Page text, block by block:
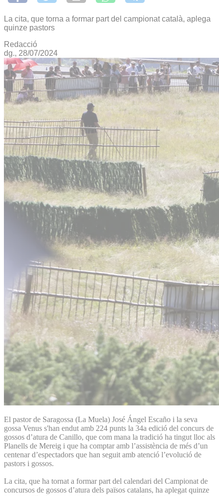
La cita, que torna a formar part del campionat català, aplega
quinze pastors
Redacció
dg., 28/07/2024
El pastor de Saragossa (La Muela) José Ángel Escaño i la seva
gossa Venus s'han endut amb 224 punts la 34a edició del concurs de
gossos d’atura de Canillo, que com mana la tradició ha tingut lloc als
Planells de Mereig i que ha comptar amb l’assistència de més d’un
centenar d’espectadors que han seguit amb atenció l’evolució de
pastors i gossos.
La cita, que ha tornat a formar part del calendari del Campionat de
concursos de gossos d’atura dels països catalans, ha aplegat quinze